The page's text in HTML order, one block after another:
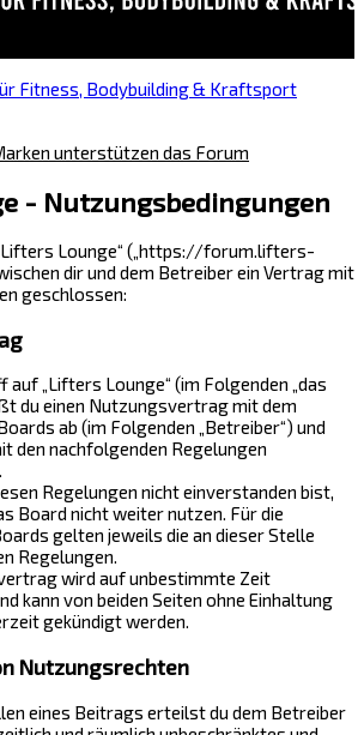
Fitness, Bodybuilding & Kraftsport
unterstützen das Forum
- Nutzungsbedingungen
Lounge“ („https://forum.lifters-
dir und dem Betreiber ein Vertrag mit
geschlossen:
auf „Lifters Lounge“ (im Folgenden „das
du einen Nutzungsvertrag mit dem
ab (im Folgenden „Betreiber“) und
den nachfolgenden Regelungen
Regelungen nicht einverstanden bist,
Board nicht weiter nutzen. Für die
gelten jeweils die an dieser Stelle
Regelungen.
wird auf unbestimmte Zeit
kann von beiden Seiten ohne Einhaltung
gekündigt werden.
Nutzungsrechten
eines Beitrags erteilst du dem Betreiber